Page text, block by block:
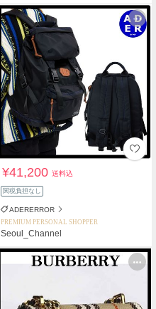
¥41,200送料込
関税負担なし
ADERERROR
PREMIUM PERSONAL SHOPPER
Seoul_Channel